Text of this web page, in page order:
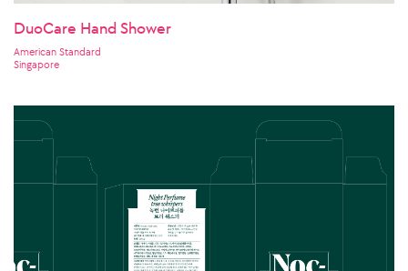
DuoCare Hand Shower
American Standard
Singapore